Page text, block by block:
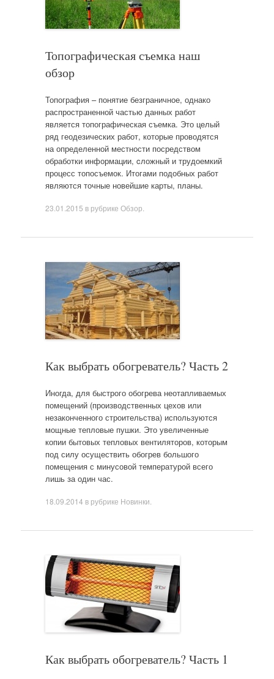
Топографическая съемка наш
обзор
Топография – понятие безграничное, однако
распространенной частью данных работ
является топографическая съемка. Это целый
ряд геодезических работ, которые проводятся
на определенной местности посредством
обработки информации, cложный и трудоемкий
процесс топосъемок. Итогами подобных работ
являются точные новейшие карты, планы.
23.01.2015 в рубрике Обзор
Как выбрать обогреватель? Часть 2
Иногда, для быстрого обогрева неотапливаемых
помещений (производственных цехов или
незаконченного строительства) используются
мощные тепловые пушки. Это увеличенные
копии бытовых тепловых вентиляторов, которым
под силу осуществить обогрев большого
помещения с минусовой температурой всего
лишь за один час.
18.09.2014 в рубрике Новинки
Как выбрать обогреватель? Часть 1